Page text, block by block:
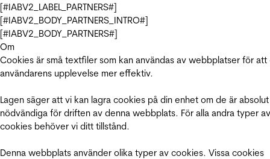
[#IABV2_LABEL_PARTNERS#]
[#IABV2_BODY_PARTNERS_INTRO#]
[#IABV2_BODY_PARTNERS#]
Om
Cookies är små textfiler som kan användas av webbplatser för att
användarens upplevelse mer effektiv.
Lagen säger att vi kan lagra cookies på din enhet om de är absolut
nödvändiga för driften av denna webbplats. För alla andra typer av
cookies behöver vi ditt tillstånd.
Denna webbplats använder olika typer av cookies. Vissa cookies